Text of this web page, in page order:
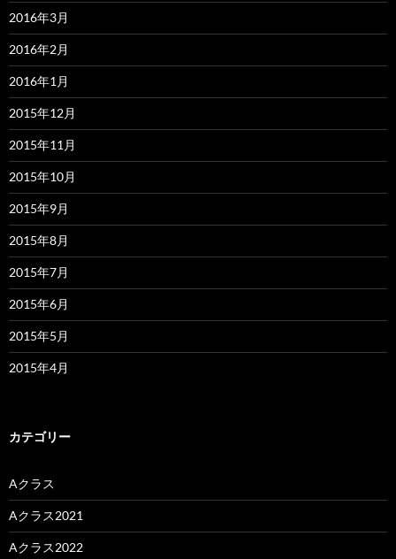
2016年3月
2016年2月
2016年1月
2015年12月
2015年11月
2015年10月
2015年9月
2015年8月
2015年7月
2015年6月
2015年5月
2015年4月
カテゴリー
Aクラス
Aクラス2021
Aクラス2022